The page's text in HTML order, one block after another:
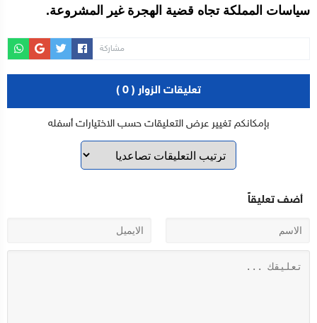
سياسات المملكة تجاه قضية الهجرة غير المشروعة.
مشاركة
تعليقات الزوار ( 0 )
بإمكانكم تغيير عرض التعليقات حسب الاختيارات أسفله
أضف تعليقاً